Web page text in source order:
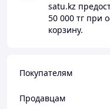
satu.kz
50 000 тг при
корзину.
Покупателям
Продавцам